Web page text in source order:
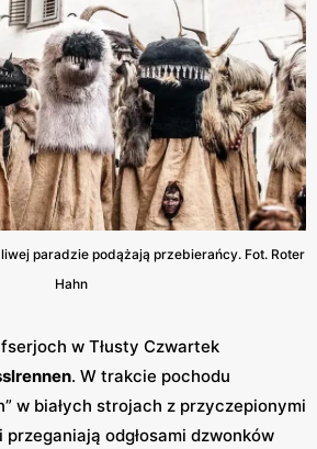
paradzie podążają przebierańcy. Fot. Roter
Hahn
w Tłusty Czwartek
. W trakcie pochodu
w białych strojach z przyczepionymi
odgłosami dzwonków